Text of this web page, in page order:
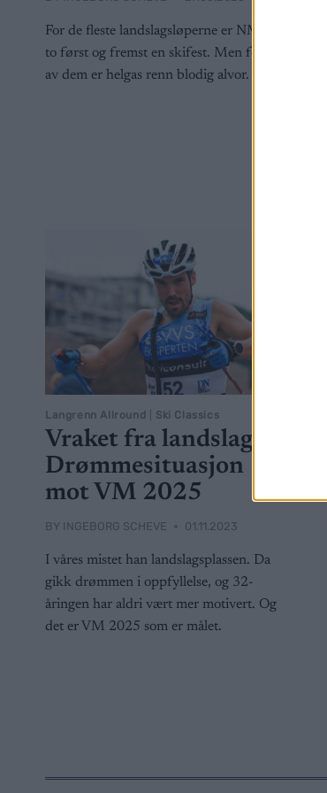
For de fleste landslagsløperne er NM del
to først og fremst en skifest. Men for en
av dem er helgas renn blodig alvor.
Langrenn Allround Ski Classics
Vraket fra landslaget:
Drømmesituasjon
mot VM 2025
BY INGEBORG SCHEVE 01.11.2023
I våres mistet han landslagsplassen. Da
gikk drømmen i oppfyllelse, og 32-
åringen har aldri vært mer motivert. Og
det er VM 2025 som er målet.